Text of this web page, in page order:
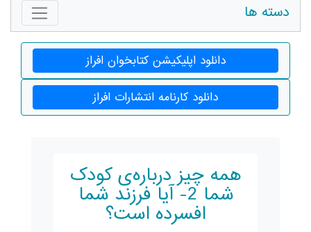
دسته ها
دانلود اپلیکیشن کتابخوان افراز
دانلود کارنامه انتشارات افراز
همه چیز درباره‌ی کودک
شما 2- آیا فرزند شما
افسرده است؟